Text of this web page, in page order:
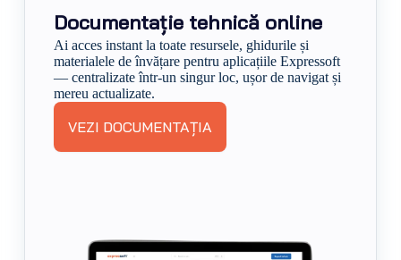
Documentație tehnică online
Ai acces instant la toate resursele, ghidurile și
materialele de învățare pentru aplicațiile Expressoft
— centralizate într-un singur loc, ușor de navigat și
mereu actualizate.
VEZI DOCUMENTAȚIA